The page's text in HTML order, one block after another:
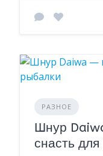
РАЗНОЕ
Шнур
снасть